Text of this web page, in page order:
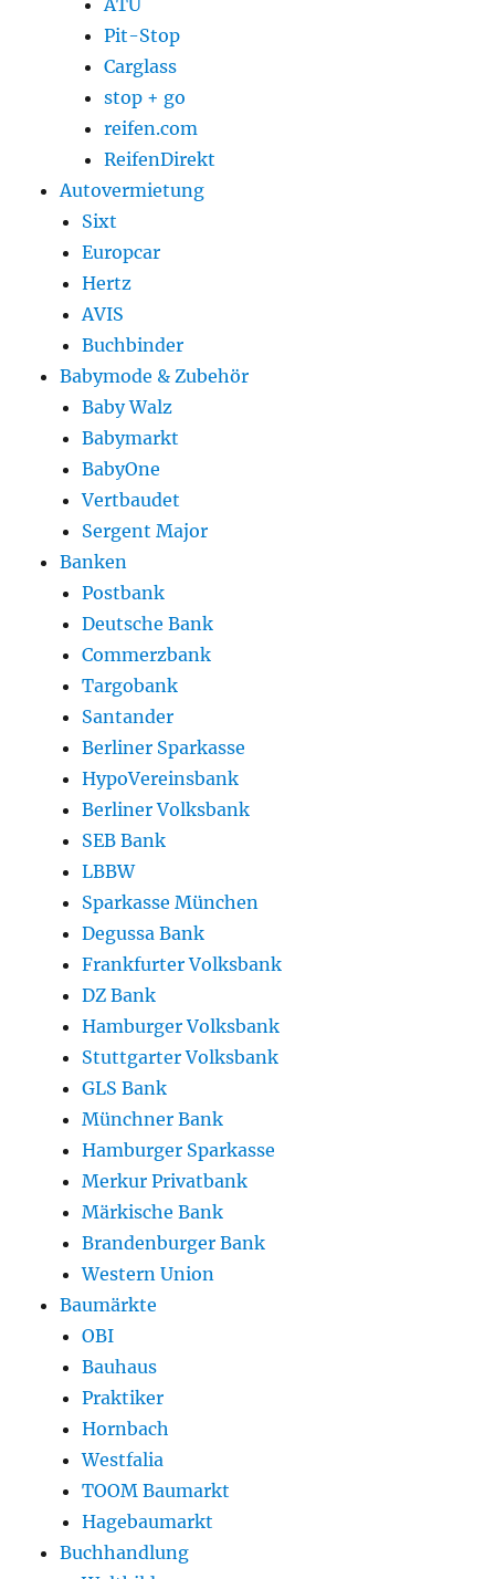
ATU
Pit-Stop
Carglass
stop + go
reifen.com
ReifenDirekt
Autovermietung
Sixt
Europcar
Hertz
AVIS
Buchbinder
Babymode & Zubehör
Baby Walz
Babymarkt
BabyOne
Vertbaudet
Sergent Major
Banken
Postbank
Deutsche Bank
Commerzbank
Targobank
Santander
Berliner Sparkasse
HypoVereinsbank
Berliner Volksbank
SEB Bank
LBBW
Sparkasse München
Degussa Bank
Frankfurter Volksbank
DZ Bank
Hamburger Volksbank
Stuttgarter Volksbank
GLS Bank
Münchner Bank
Hamburger Sparkasse
Merkur Privatbank
Märkische Bank
Brandenburger Bank
Western Union
Baumärkte
OBI
Bauhaus
Praktiker
Hornbach
Westfalia
TOOM Baumarkt
Hagebaumarkt
Buchhandlung